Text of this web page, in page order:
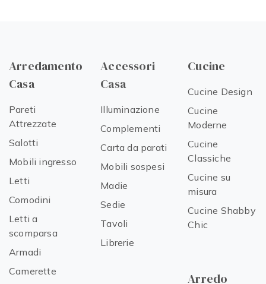
Arredamento
Casa
Pareti
Attrezzate
Salotti
Mobili ingresso
Letti
Comodini
Letti a
scomparsa
Armadi
Camerette
Accessori
Casa
Illuminazione
Complementi
Carta da parati
Mobili sospesi
Madie
Sedie
Tavoli
Librerie
Cucine
Cucine Design
Cucine
Moderne
Cucine
Classiche
Cucine su
misura
Cucine Shabby
Chic
Arredo